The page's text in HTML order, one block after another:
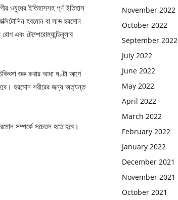
ওষুধের ইতিহাসসহ পূর্ণ ইতিহাস
হরমোন বা লাভ হরমোন
এবং টেম্পেরোম্যান্ডিবুলার
শুরু করার আধা ঘণ্টা আগে
হরমোন শরীরের জন্য অত্যন্ত
সম্পর্কে সচেতন হতে হবে।
November 2022
October 2022
September 2022
July 2022
June 2022
May 2022
April 2022
March 2022
February 2022
January 2022
December 2021
November 2021
October 2021